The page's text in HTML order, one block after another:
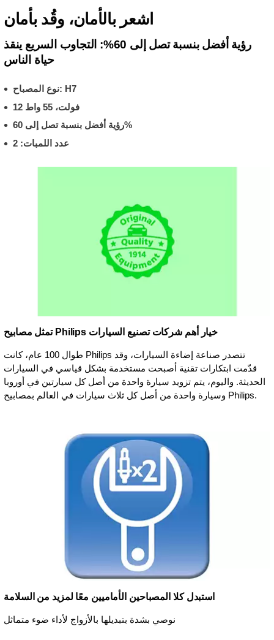
اشعر بالأمان، وقُد بأمان
رؤية أفضل بنسبة تصل إلى 60%: التجاوب السريع ينقذ
حياة الناس
نوع المصباح: H7
12 فولت، 55 واط
رؤية أفضل بنسبة تصل إلى 60%
عدد اللمبات: 2
تمثل مصابيح Philips خيار أهم شركات تصنيع السيارات
طوال 100 عام، كانت Philips تتصدر صناعة إضاءة السيارات، وقد
قدّمت ابتكارات تقنية أصبحت مستخدمة بشكل قياسي في السيارات
الحديثة. واليوم، يتم تزويد سيارة واحدة من أصل كل سيارتين في أوروبا
وسيارة واحدة من أصل كل ثلاث سيارات في العالم بمصابيح Philips.
استبدل كلا المصباحين الأماميين معًا لمزيد من السلامة
نوصي بشدة بتبديلها بالأزواج لأداء ضوء متماثل